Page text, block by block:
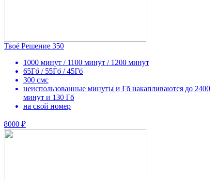
Твоё Решение 350
1000 минут / 1100 минут / 1200 минут
65Гб / 55Гб / 45Гб
300 смс
неиспользованные минуты и Гб накапливаются до 2400
минут и 130 Гб
на свой номер
8000 ₽